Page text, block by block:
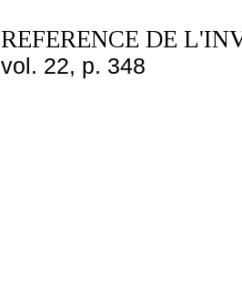
REFERENCE DE
vol. 22, p. 348